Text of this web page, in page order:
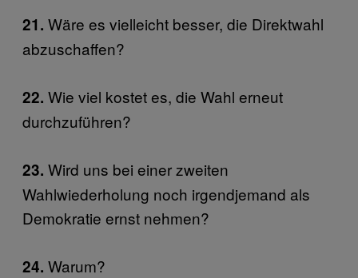
21. Wäre es vielleicht besser, die Direktwahl
abzuschaffen?
22. Wie viel kostet es, die Wahl erneut
durchzuführen?
23. Wird uns bei einer zweiten
Wahlwiederholung noch irgendjemand als
Demokratie ernst nehmen?
24. Warum?